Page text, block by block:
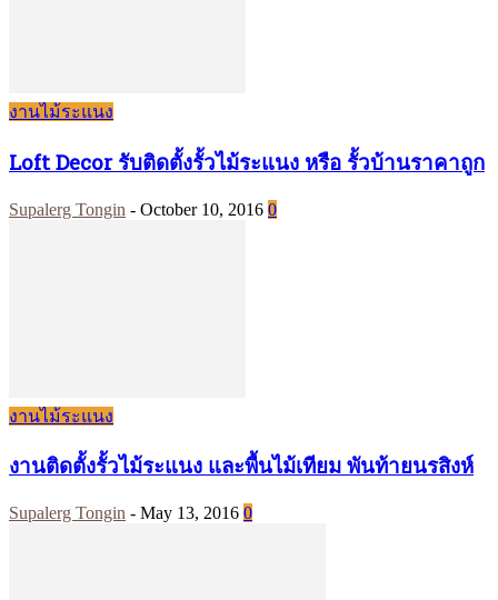
งานไม้ระแนง
Loft Decor รับติดตั้งรั้วไม้ระแนง หรือ รั้วบ้านราคาถูก
Supalerg Tongin - October 10, 2016 0
งานไม้ระแนง
งานติดตั้งรั้วไม้ระแนง และพื้นไม้เทียม พันท้ายนรสิงห์
Supalerg Tongin - May 13, 2016 0